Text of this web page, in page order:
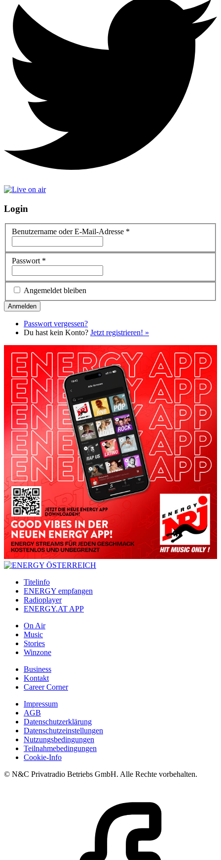
Login
Benutzername oder E-Mail-Adresse *
Passwort *
Angemeldet bleiben
Passwort vergessen?
Du hast kein Konto? Jetzt registrieren! »
Titelinfo
ENERGY empfangen
Radioplayer
ENERGY.AT APP
On Air
Music
Stories
Winzone
Business
Kontakt
Career Corner
Impressum
AGB
Datenschutzerklärung
Datenschutzeinstellungen
Nutzungsbedingungen
Teilnahmebedingungen
Cookie-Info
© N&C Privatradio Betriebs GmbH. Alle Rechte vorbehalten.